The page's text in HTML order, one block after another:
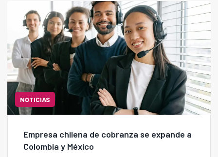
país y una propuesta tecnológica que sigue ganando
terreno en múltiples industrias.
NOTICIAS
Empresa chilena de cobranza se expande a
Colombia y México